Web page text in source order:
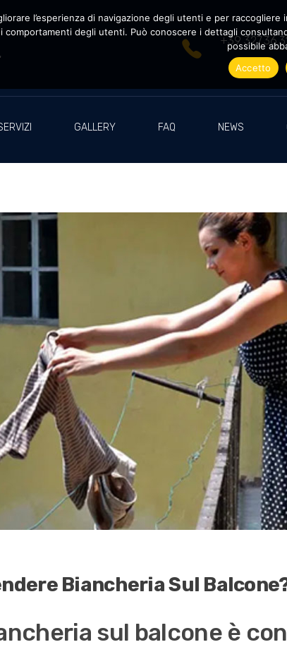
+39
GALLERY FAQ NEWS
Biancheria Sul
sul balcone è
l’esperienza di navigazione degli utenti e per
comportamenti degli utenti. Può conoscere i dettagli
possibile
Accetto